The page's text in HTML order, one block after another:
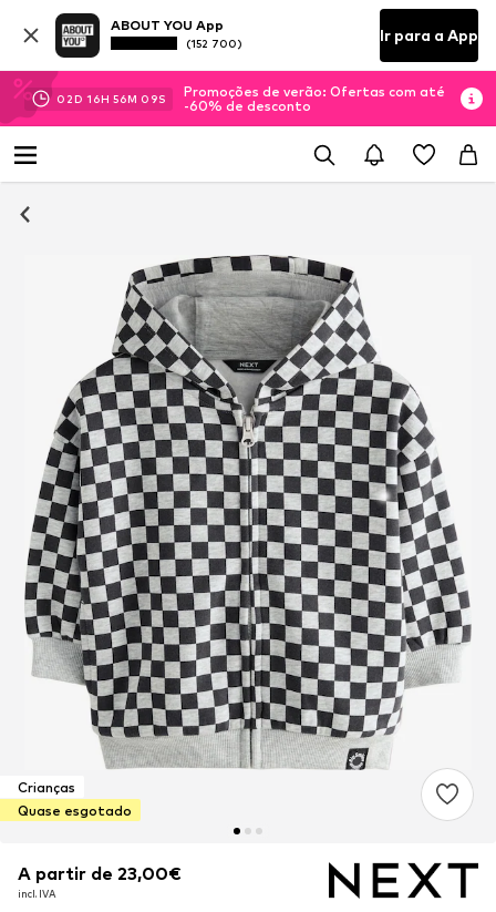
ABOUT YOU App
(152 700) Ir para a App
02D 16H 56M 08S
Promoções de verão: Ofertas com até
-60% de desconto
Crianças
Quase esgotado
A partir de 23,00€
incl. IVA
A partir de 23,00€
incl. IVA